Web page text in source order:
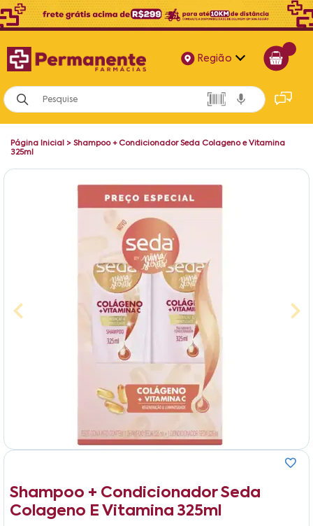
Região
Alagoas
Bahia
Página Inicial > Shampoo + Condicionador Seda Colageno e Vitamina
325ml
Shampoo + Condicionador Seda
Colageno E Vitamina 325ml